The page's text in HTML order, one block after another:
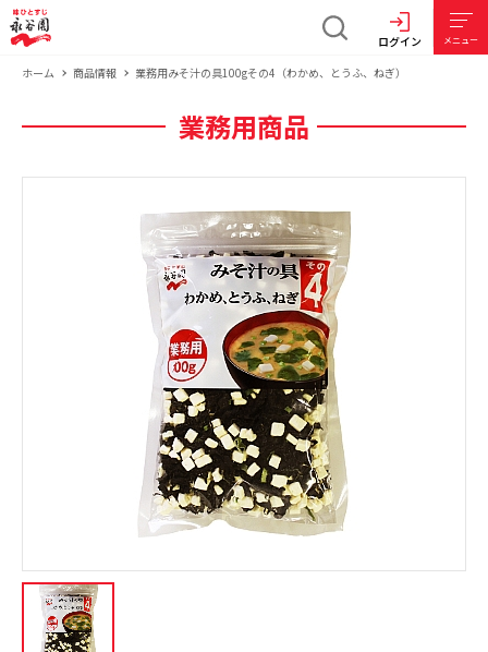
ログイン メニュー
ホーム 商品情報 業務用みそ汁の具100gその4（わかめ、とうふ、ねぎ）
業務用商品